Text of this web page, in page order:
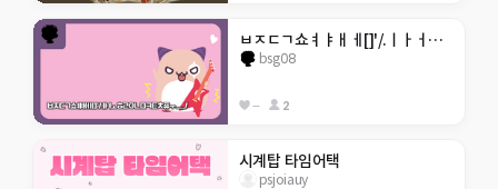
ㅂㅈㄷㄱ쇼ㅕㅑㅐㅔ[]'/.ㅣㅏㅓㅗㅎㄹㅇㄴㅁㅋㅌㅊ퓨ㅜㅡ,./
bsg08
-- 2
시계탑 타임어택
psjoiauy